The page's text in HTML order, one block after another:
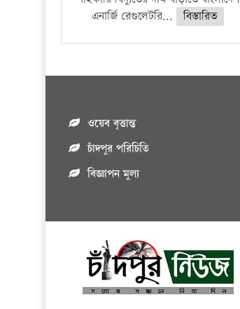
এনার্জি রেগুলেটরি...
বিস্তারিত
ওয়েব বৃত্তান্ত
চাঁদপুর পরিচিতি
বিজ্ঞাপন মুল্য